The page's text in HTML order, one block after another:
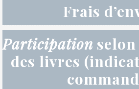
Frais
Participation
des livres